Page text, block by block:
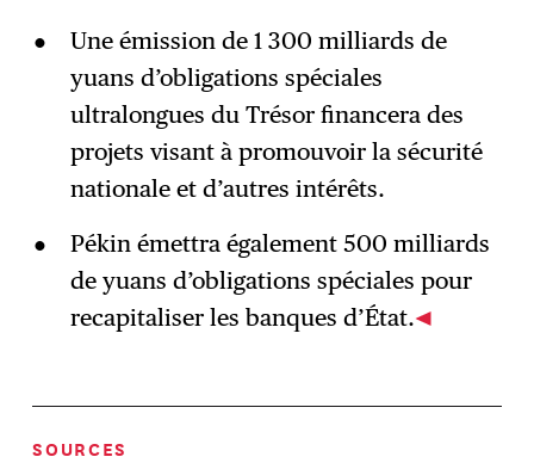
Une émission de 1 300 milliards de
yuans d’obligations spéciales
ultralongues du Trésor financera des
projets visant à promouvoir la sécurité
nationale et d’autres intérêts.
Pékin émettra également 500 milliards
de yuans d’obligations spéciales pour
recapitaliser les banques d’État.
SOURCES